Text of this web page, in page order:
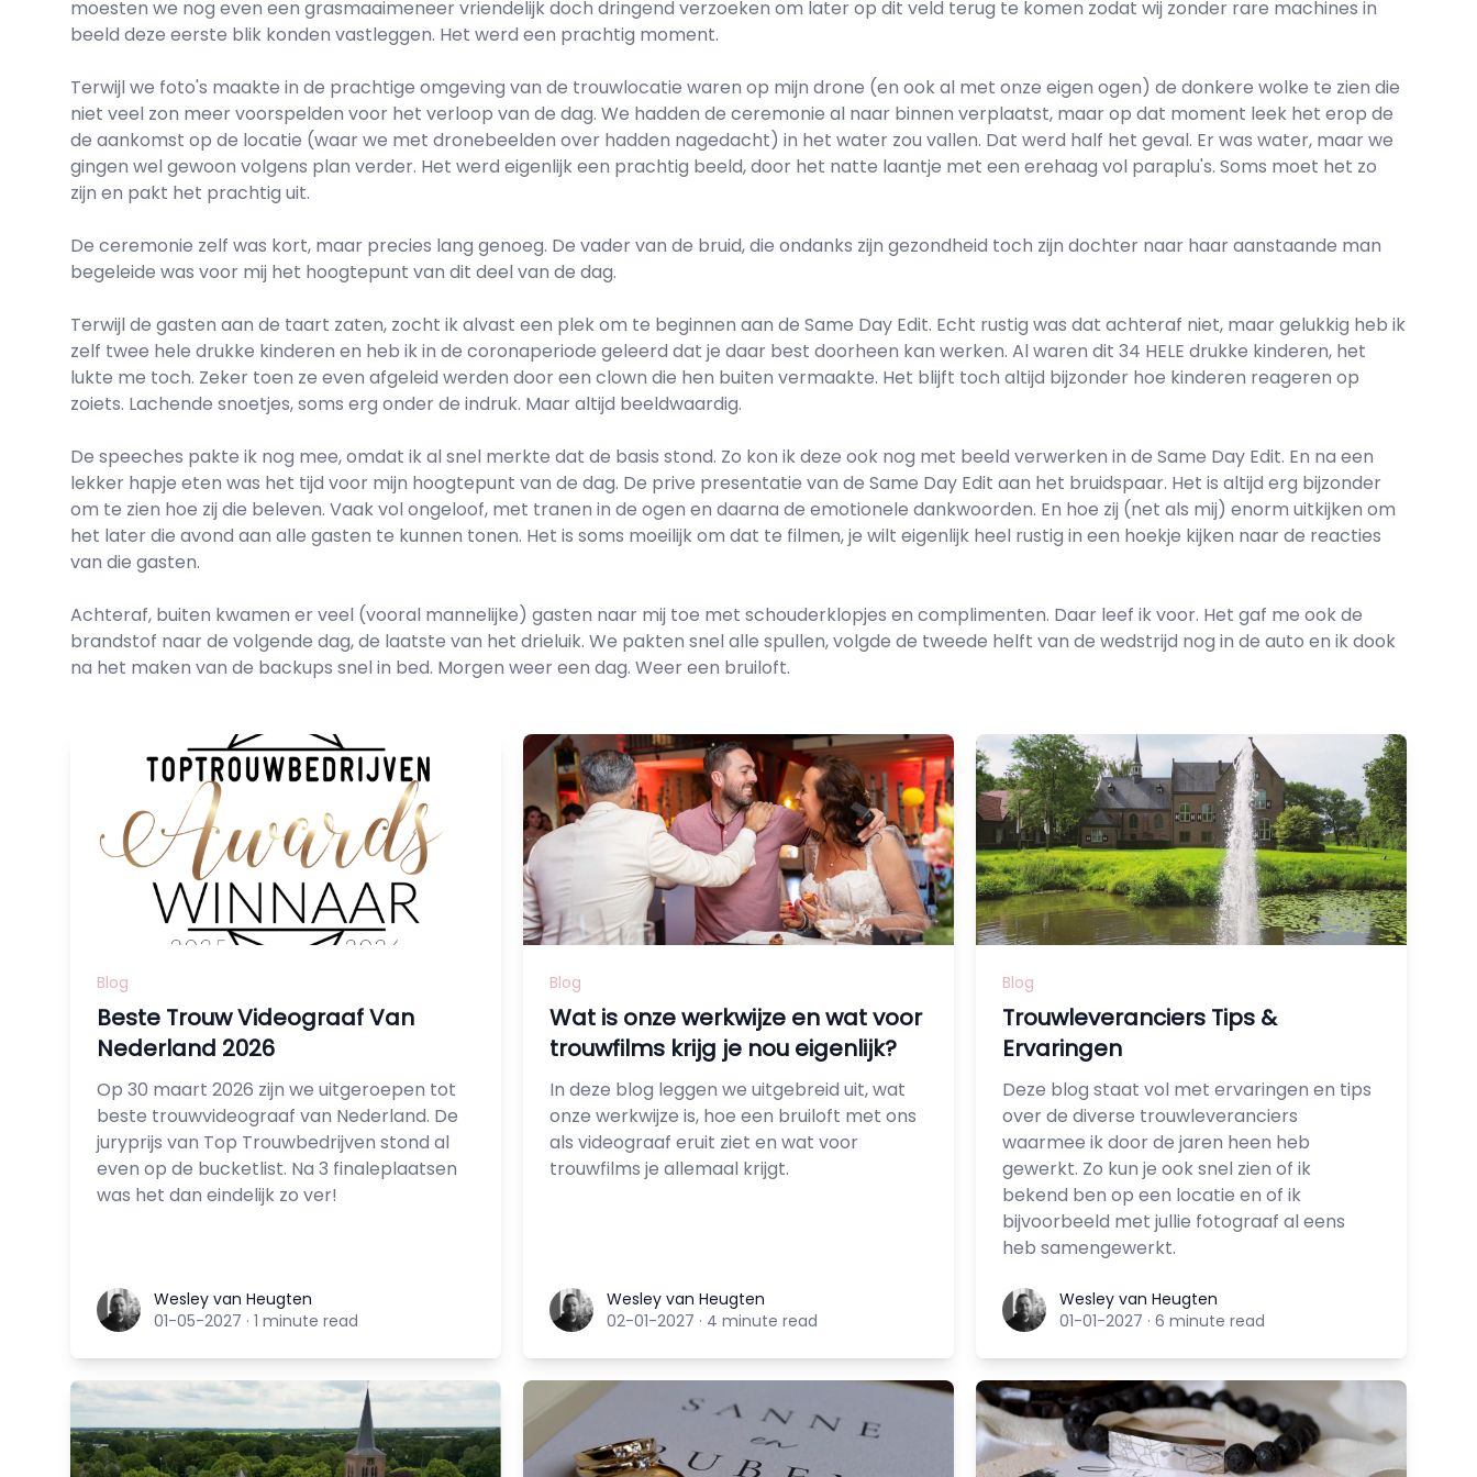
moesten we nog even een grasmaaimeneer vriendelijk doch dringend verzoeken om later op dit veld terug te komen zodat wij zonder rare machines in
beeld deze eerste blik konden vastleggen. Het werd een prachtig moment.
Terwijl we foto's maakte in de prachtige omgeving van de trouwlocatie waren op mijn drone (en ook al met onze eigen ogen) de donkere wolke te zien die
niet veel zon meer voorspelden voor het verloop van de dag. We hadden de ceremonie al naar binnen verplaatst, maar op dat moment leek het erop de
de aankomst op de locatie (waar we met dronebeelden over hadden nagedacht) in het water zou vallen. Dat werd half het geval. Er was water, maar we
gingen wel gewoon volgens plan verder. Het werd eigenlijk een prachtig beeld, door het natte laantje met een erehaag vol paraplu's. Soms moet het zo
zijn en pakt het prachtig uit.
De ceremonie zelf was kort, maar precies lang genoeg. De vader van de bruid, die ondanks zijn gezondheid toch zijn dochter naar haar aanstaande man
begeleide was voor mij het hoogtepunt van dit deel van de dag.
Terwijl de gasten aan de taart zaten, zocht ik alvast een plek om te beginnen aan de Same Day Edit. Echt rustig was dat achteraf niet, maar gelukkig heb ik
zelf twee hele drukke kinderen en heb ik in de coronaperiode geleerd dat je daar best doorheen kan werken. Al waren dit 34 HELE drukke kinderen, het
lukte me toch. Zeker toen ze even afgeleid werden door een clown die hen buiten vermaakte. Het blijft toch altijd bijzonder hoe kinderen reageren op
zoiets. Lachende snoetjes, soms erg onder de indruk. Maar altijd beeldwaardig.
De speeches pakte ik nog mee, omdat ik al snel merkte dat de basis stond. Zo kon ik deze ook nog met beeld verwerken in de Same Day Edit. En na een
lekker hapje eten was het tijd voor mijn hoogtepunt van de dag. De prive presentatie van de Same Day Edit aan het bruidspaar. Het is altijd erg bijzonder
om te zien hoe zij die beleven. Vaak vol ongeloof, met tranen in de ogen en daarna de emotionele dankwoorden. En hoe zij (net als mij) enorm uitkijken om
het later die avond aan alle gasten te kunnen tonen. Het is soms moeilijk om dat te filmen, je wilt eigenlijk heel rustig in een hoekje kijken naar de reacties
van die gasten.
Achteraf, buiten kwamen er veel (vooral mannelijke) gasten naar mij toe met schouderklopjes en complimenten. Daar leef ik voor. Het gaf me ook de
brandstof naar de volgende dag, de laatste van het drieluik. We pakten snel alle spullen, volgde de tweede helft van de wedstrijd nog in de auto en ik dook
na het maken van de backups snel in bed. Morgen weer een dag. Weer een bruiloft.
Blog
Beste Trouw Videograaf Van
Nederland 2026
Op 30 maart 2026 zijn we uitgeroepen tot
beste trouwvideograaf van Nederland. De
juryprijs van Top Trouwbedrijven stond al
even op de bucketlist. Na 3 finaleplaatsen
was het dan eindelijk zo ver!
Wesley van Heugten
Wesley van Heugten
01-05-2027 · 1 minute read
Blog
Wat is onze werkwijze en wat voor
trouwfilms krijg je nou eigenlijk?
In deze blog leggen we uitgebreid uit, wat
onze werkwijze is, hoe een bruiloft met ons
als videograaf eruit ziet en wat voor
trouwfilms je allemaal krijgt.
Wesley van Heugten
Wesley van Heugten
02-01-2027 · 4 minute read
Blog
Trouwleveranciers Tips &
Ervaringen
Deze blog staat vol met ervaringen en tips
over de diverse trouwleveranciers
waarmee ik door de jaren heen heb
gewerkt. Zo kun je ook snel zien of ik
bekend ben op een locatie en of ik
bijvoorbeeld met jullie fotograaf al eens
heb samengewerkt.
Wesley van Heugten
Wesley van Heugten
01-01-2027 · 6 minute read